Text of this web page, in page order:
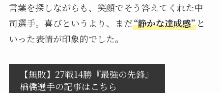
言葉を探しながらも、笑顔でそう答えてくれた中
司選手。喜びというより、まだ“静かな達成感”と
いった表情が印象的でした。
【無敗】27戦14勝『最強の先鋒』
楢橋選手の記事はこちら